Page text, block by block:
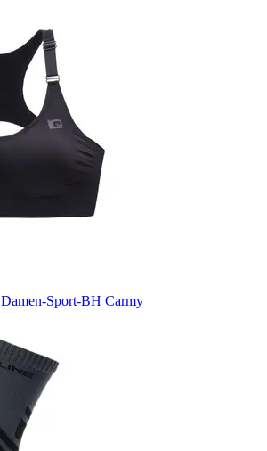
Damen-Sport-BH Carmy